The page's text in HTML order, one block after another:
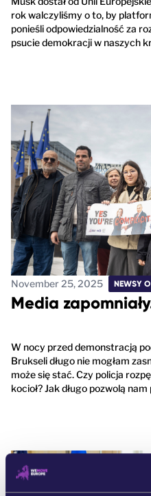
rok walczyliśmy o to, by
ponieśli odpowiedzialność za
psucie demokracji w naszych
November 25, 2025 NEWSY
Media
W nocy przed demonstracją
Brukseli długo nie mogłam
może się stać. Czy policja
kocioł? Jak długo pozwolą